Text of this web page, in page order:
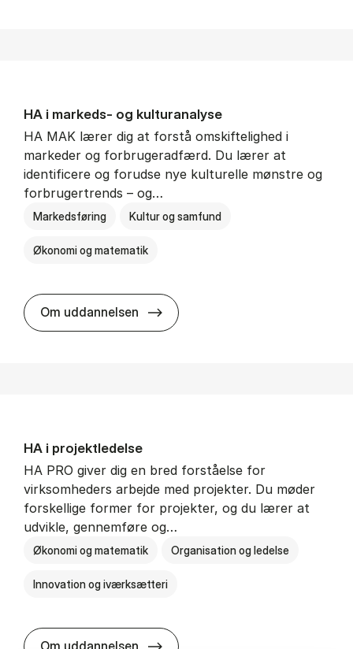
HA i mar­keds- og kul­tu­r­a­na­ly­se
HA MAK lærer dig at forstå omskiftelighed i
markeder og forbrugeradfærd. Du lærer at
identificere og forudse nye kulturelle mønstre og
forbrugertrends – og…
Markedsføring Kultur og samfund
Økonomi og matematik
Om uddannelsen HA i mar­keds- og kul­tu­r­a­na­ly­se
HA i pro­jekt­le­del­se
HA PRO giver dig en bred forståelse for
virksomheders arbejde med projekter. Du møder
forskellige former for projekter, og du lærer at
udvikle, gennemføre og…
Økonomi og matematik Organisation og ledelse
Innovation og iværksætteri
HA i pro­jekt­le­del­se